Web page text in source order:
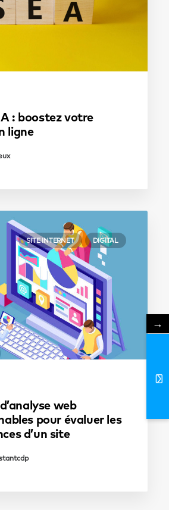
: boostez votre
ligne
SITE INTERNET DIGITAL
web
pour évaluer les
d’un site
→